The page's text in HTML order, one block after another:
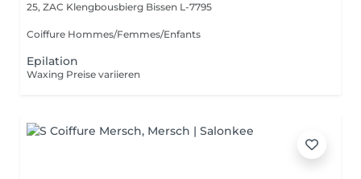
25, ZAC Klengbousbierg Bissen L-7795
Coiffure Hommes/Femmes/Enfants
Epilation
Waxing Preise variieren